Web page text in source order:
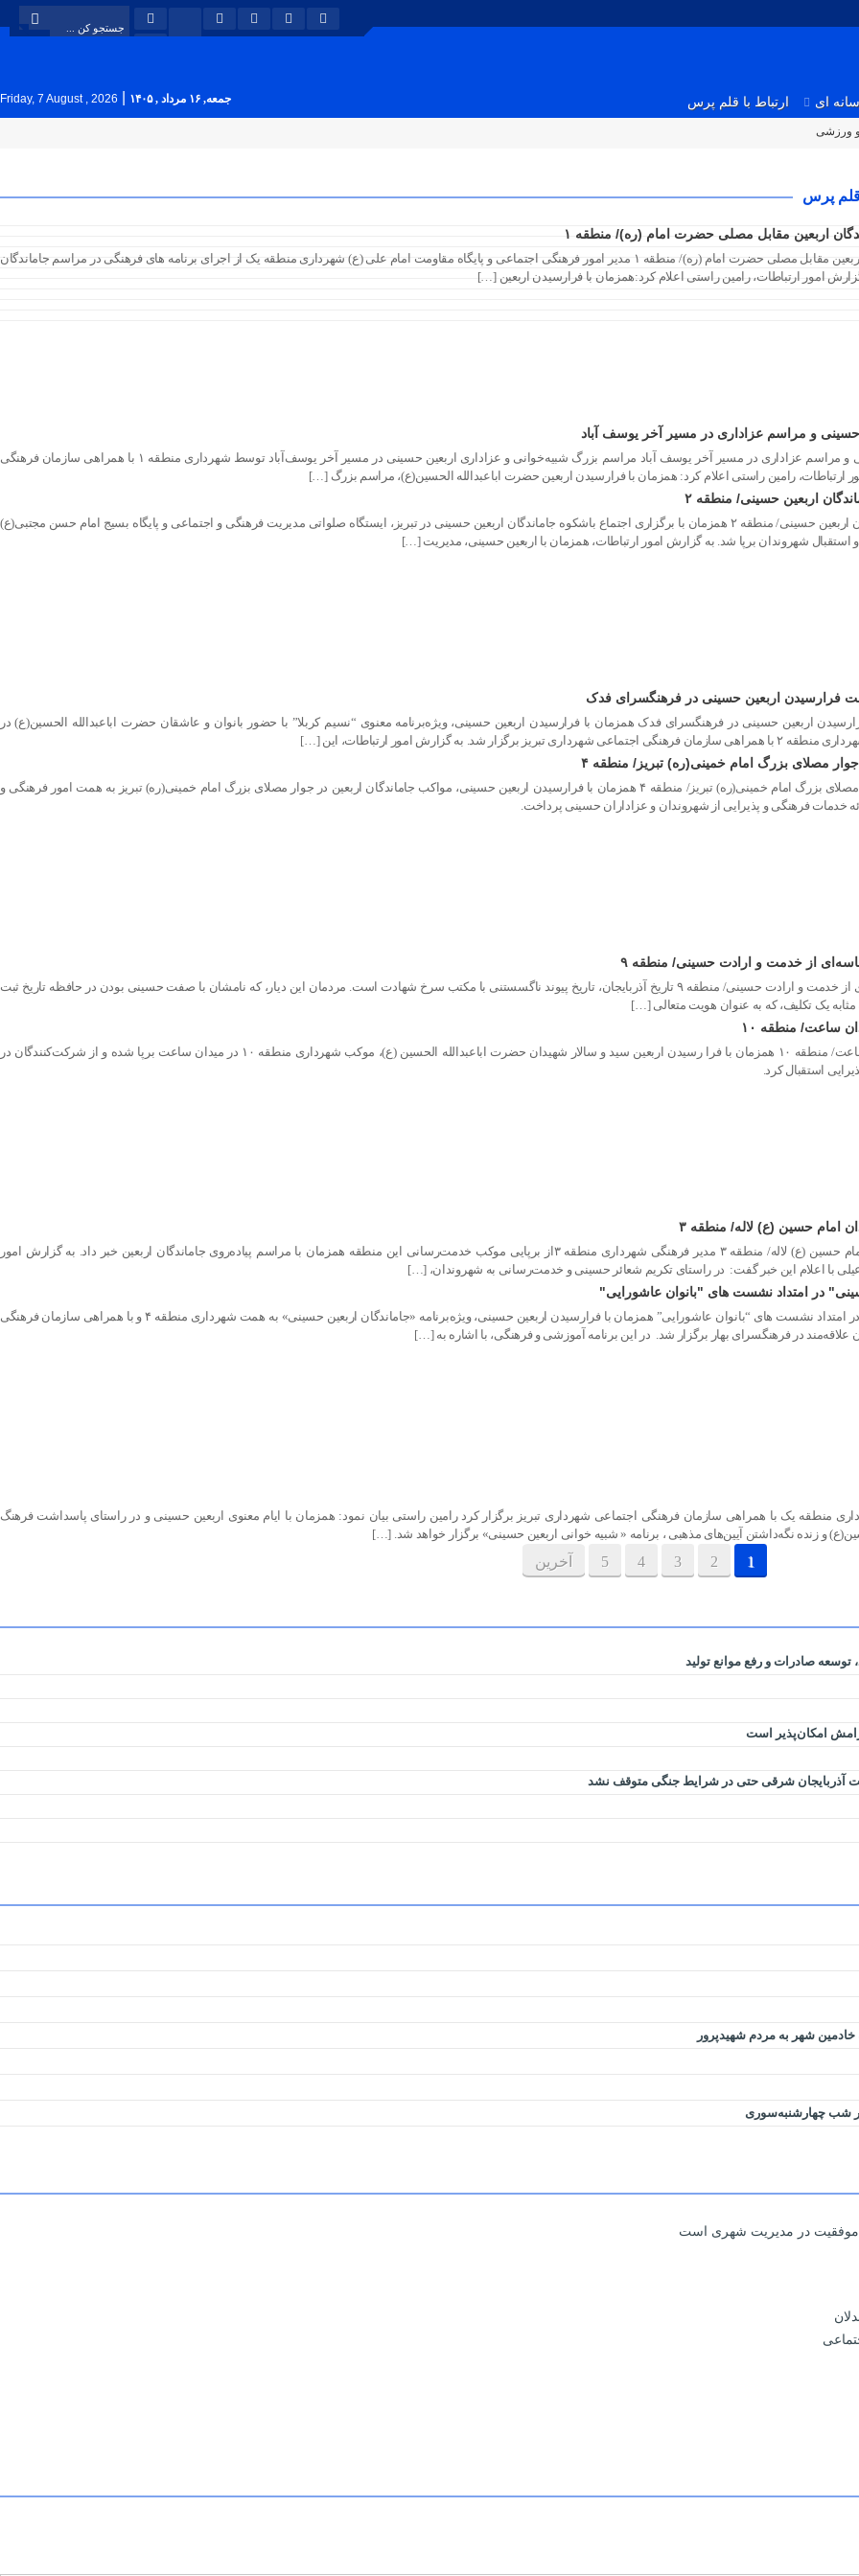
ای ارتباط با قلم پرس جمعه, ۱۶ مرداد , ۱۴۰۵ Friday, 7 August , 2026
و ورزشی
قلم پرس
اربعین مقابل مصلی حضرت امام (ره)/ منطقه ۱
اجرای برنامه های فرهنگی در مراسم جاماندگان اربعین مقابل مصلی حضرت امام (ره)/ منطقه ۱ مدیر امور فرهنگی اجتماعی و پایگاه مقاومت امام علی (ع) شهرداری منطقه یک از اجرای برنامه های فرهنگی در مراسم جاماندگان
امور ارتباطات، رامین راستی اعلام کرد:همزمان با فرارسیدن اربعین […]
و مراسم عزاداری در مسیر آخر یوسف آباد
برگزاری مراسم بزرگ شبیه خوانی اربعین حسینی و مراسم عزاداری در مسیر آخر یوسف آباد مراسم بزرگ شبیه‌خوانی و عزاداری اربعین حسینی در مسیر آخر یوسف‌آباد توسط شهرداری منطقه ۱ با همراهی سازمان فرهنگی
ارتباطات، رامین راستی اعلام کرد: همزمان با فرارسیدن اربعین حضرت اباعبدالله الحسین(ع)، مراسم بزرگ […]
اربعین حسینی/ منطقه ۲
برپایی ایستگاه صلواتی در اجتماع بزرگ جاماندگان اربعین حسینی/ منطقه ۲ همزمان با برگزاری اجتماع باشکوه جاماندگان اربعین حسینی در تبریز، ایستگاه صلواتی مدیریت فرهنگی و اجتماعی و پایگاه بسیج امام حسن مجتبی(ع)
فرارسیدن اربعین حسینی در فرهنگسرای فدک
اربعین حسینی در فرهنگسرای فدک همزمان با فرارسیدن اربعین حسینی، ویژه‌برنامه معنوی “نسیم کربلا” با حضور بانوان و عاشقان حضرت اباعبدالله الحسین(ع) در
به گزارش امور ارتباطات، این […]
مصلای بزرگ امام خمینی(ره) تبریز/ منطقه ۴
برپایی مواکب جاماندگان اربعین حسینی در جوار مصلای بزرگ امام خمینی(ره) تبریز/ منطقه ۴ همزمان با فرارسیدن اربعین حسینی، مواکب جاماندگان اربعین در جوار مصلای بزرگ امام خمینی(ره) تبریز به همت امور فرهنگی و
از خدمت و ارادت حسینی/ منطقه ۹
مدیریت شهری تبریز و پیاده‌روی اربعین؛ حماسه‌ای از خدمت و ارادت حسینی/ منطقه ۹ تاریخ آذربایجان، تاریخ پیوند ناگسستنی با مکتب سرخ شهادت است. مردمان این دیار، که نامشان با صفت حسینی بودن در حافظه تاریخ ثبت
یک تکلیف، که به عنوان هویت متعالی […]
ساعت/ منطقه ۱۰
برپایی موکب برای جاماندگان اربعین در میدان ساعت/ منطقه ۱۰ همزمان با فرا رسیدن اربعین سید و سالار شهیدان حضرت اباعبدالله الحسین (ع)، موکب شهرداری منطقه ۱۰ در میدان ساعت برپا شده و از شرکت‌کنندگان در
استقبال کرد.
امام حسین (ع) لاله/ منطقه ۳
برپایی موکب برای جاماندگان اربعین در میدان امام حسین (ع) لاله/ منطقه ۳ مدیر فرهنگی شهرداری منطقه ۳از برپایی موکب خدمت‌رسانی این منطقه همزمان با مراسم پیاده‌روی جاماندگان اربعین خبر داد. به گزارش امور
در امتداد نشست های "بانوان عاشورایی"
برگزاری ویژه برنامه “جاماندگان اربعین حسینی” در امتداد نشست های “بانوان عاشورایی” همزمان با فرارسیدن اربعین حسینی، ویژه‌برنامه «جاماندگان اربعین حسینی» به همت شهرداری منطقه ۴ و با همراهی سازمان فرهنگی
علاقه‌مند در فرهنگسرای بهار برگزار شد. در این برنامه آموزشی و فرهنگی، با اشاره به […]
منطقه یک با همراهی سازمان فرهنگی اجتماعی شهرداری تبریز برگزار کرد رامین راستی بیان نمود: همزمان با ایام معنوی اربعین حسینی و در راستای پاسداشت فرهنگ
و زنده نگه‌داشتن آیین‌های مذهبی ، برنامه « شبیه خوانی اربعین حسینی» برگزار خواهد شد. […]
1
2
3
4
5 آخرین
صادرات و رفع موانع تولید
امکان‌پذیر است
آذربایجان شرقی حتی در شرایط جنگی متوقف نشد
شهر به مردم شهیدپرور
شب چهارشنبه‌سوری
موفقیت در مدیریت شهری است